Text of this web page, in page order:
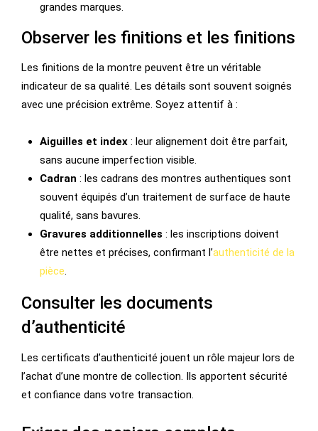
grandes marques.
Observer les finitions et les finitions
Les finitions de la montre peuvent être un véritable
indicateur de sa qualité. Les détails sont souvent soignés
avec une précision extrême. Soyez attentif à :
Aiguilles et index : leur alignement doit être parfait,
sans aucune imperfection visible.
Cadran : les cadrans des montres authentiques sont
souvent équipés d’un traitement de surface de haute
qualité, sans bavures.
Gravures additionnelles : les inscriptions doivent
être nettes et précises, confirmant l’authenticité de la
pièce.
Consulter les documents
d’authenticité
Les certificats d’authenticité jouent un rôle majeur lors de
l’achat d’une montre de collection. Ils apportent sécurité
et confiance dans votre transaction.